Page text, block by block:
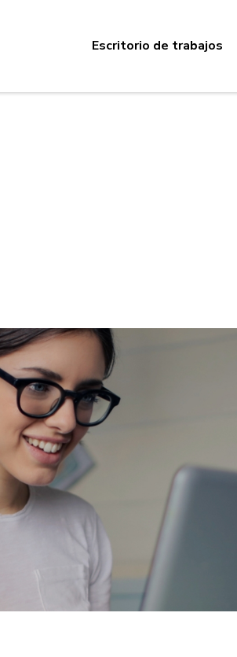
Escritorio de trabajos